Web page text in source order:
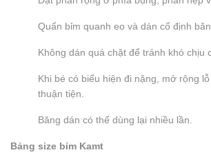
Quấn bỉm quanh eo và dán cố định
Không dán quá chặt để tránh khó chịu
Khi bé có biểu hiện đi nặng, mở rộng
thuận tiện.
Băng dán có thể dùng lại nhiều lần.
Bảng size bỉm Kamt